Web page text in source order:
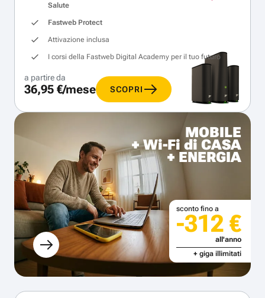
Salute
Fastweb Protect
Attivazione inclusa
I corsi della Fastweb Digital Academy per il tuo futuro
a partire da
36,95 €/mese SCOPRI
MOBILE
+ Wi-Fi di CASA
+ ENERGIA
sconto fino a
-312 €
all'anno
+ giga illimitati